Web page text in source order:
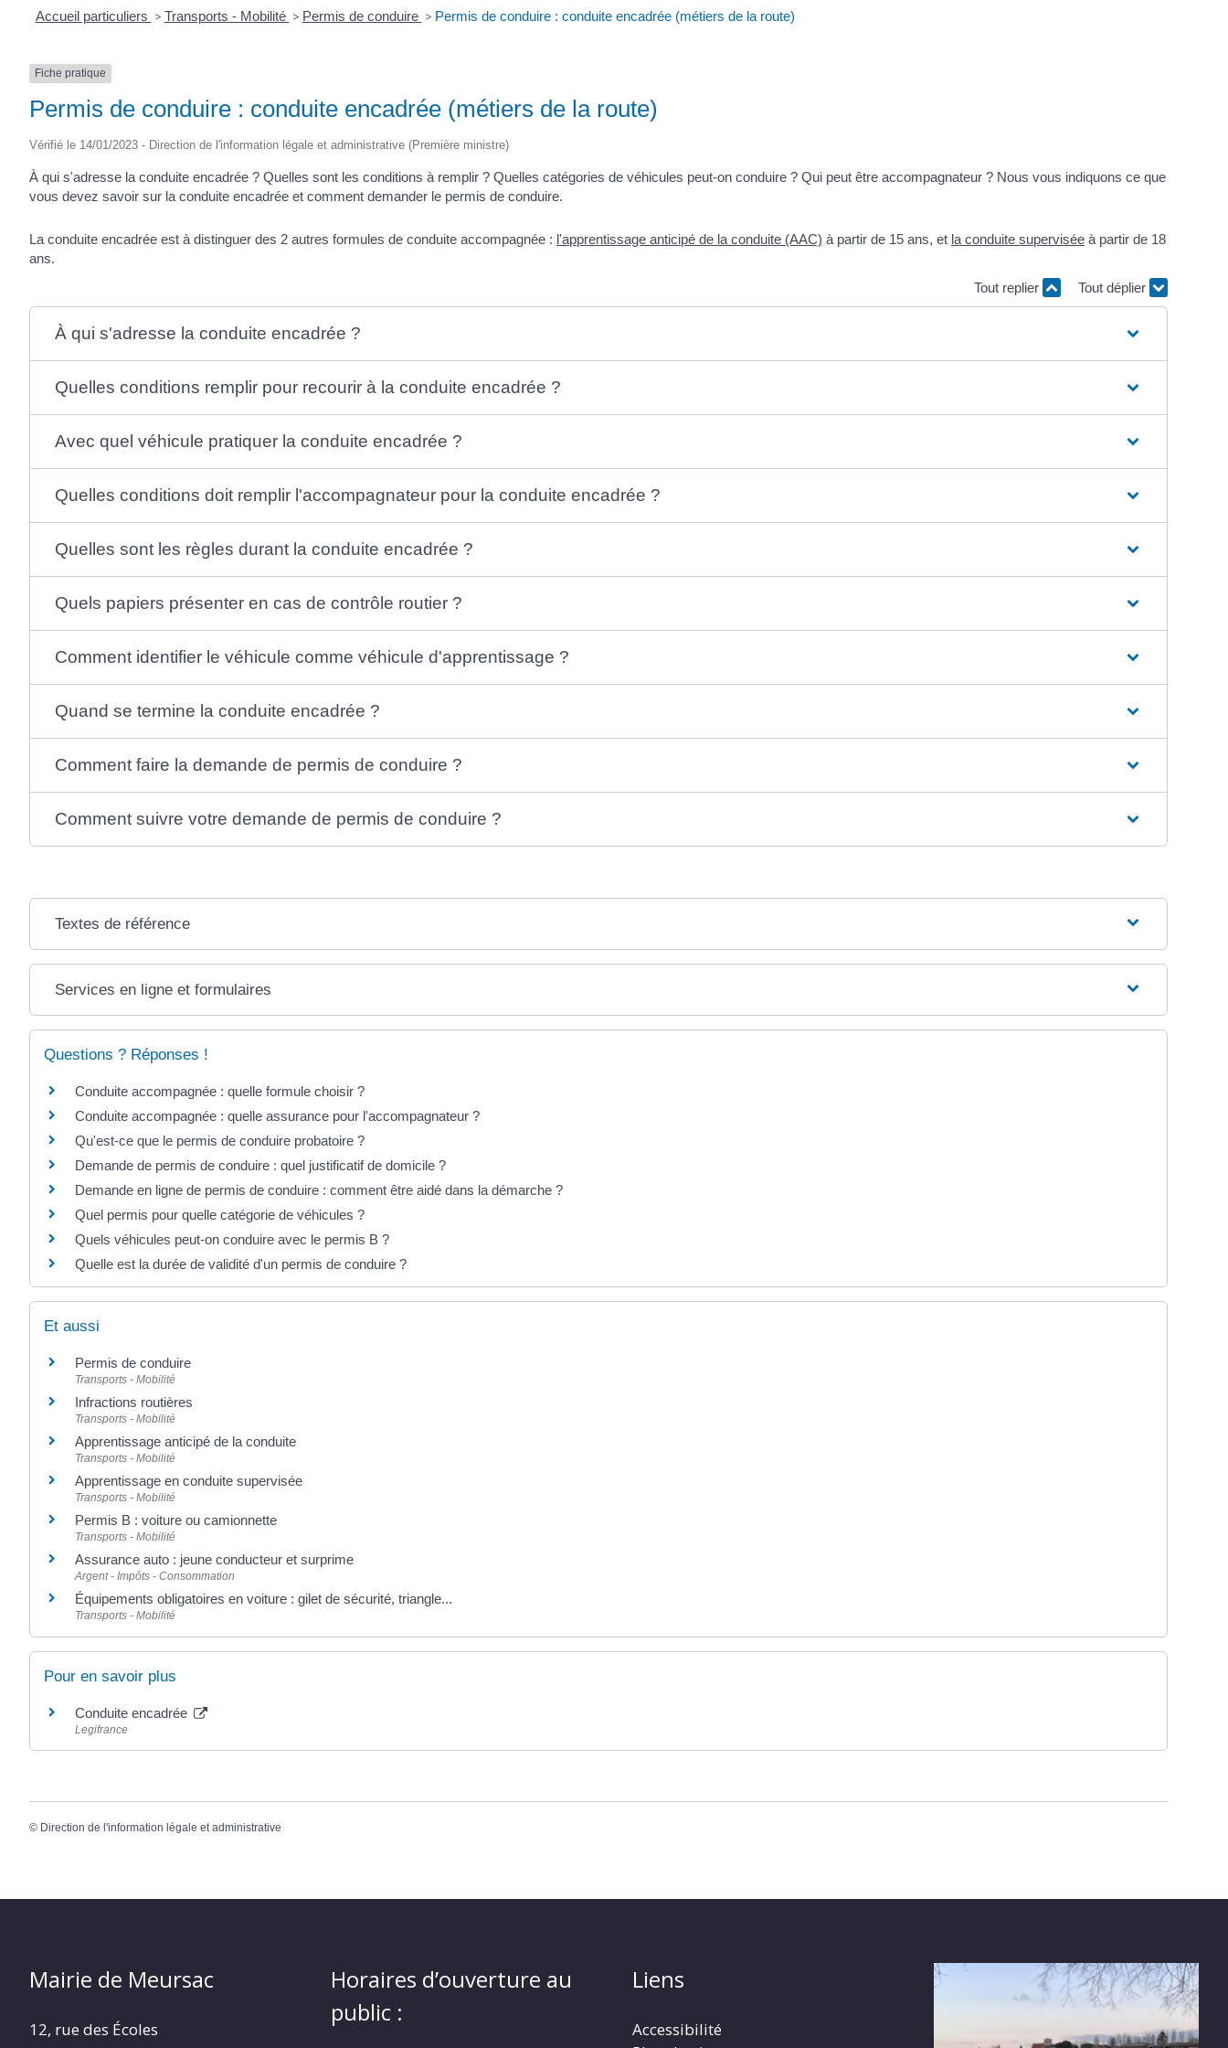
Accueil particuliers > Transports - Mobilité > Permis de conduire > Permis de conduire : conduite encadrée (métiers de la route)
Fiche pratique
Permis de conduire : conduite encadrée (métiers de la route)
Vérifié le 14/01/2023 - Direction de l'information légale et administrative (Première ministre)
À qui s'adresse la conduite encadrée ? Quelles sont les conditions à remplir ? Quelles catégories de véhicules peut-on conduire ? Qui peut être accompagnateur ? Nous vous indiquons ce que
vous devez savoir sur la conduite encadrée et comment demander le permis de conduire.
La conduite encadrée est à distinguer des 2 autres formules de conduite accompagnée : l'apprentissage anticipé de la conduite (AAC) à partir de 15 ans, et la conduite supervisée à partir de 18
ans.
Tout replier
Tout déplier
À qui s'adresse la conduite encadrée ?
Quelles conditions remplir pour recourir à la conduite encadrée ?
Avec quel véhicule pratiquer la conduite encadrée ?
Quelles conditions doit remplir l'accompagnateur pour la conduite encadrée ?
Quelles sont les règles durant la conduite encadrée ?
Quels papiers présenter en cas de contrôle routier ?
Comment identifier le véhicule comme véhicule d'apprentissage ?
Quand se termine la conduite encadrée ?
Comment faire la demande de permis de conduire ?
Comment suivre votre demande de permis de conduire ?
Textes de référence
Services en ligne et formulaires
Questions ? Réponses !
Conduite accompagnée : quelle formule choisir ?
Conduite accompagnée : quelle assurance pour l'accompagnateur ?
Qu'est-ce que le permis de conduire probatoire ?
Demande de permis de conduire : quel justificatif de domicile ?
Demande en ligne de permis de conduire : comment être aidé dans la démarche ?
Quel permis pour quelle catégorie de véhicules ?
Quels véhicules peut-on conduire avec le permis B ?
Quelle est la durée de validité d'un permis de conduire ?
Et aussi
Permis de conduire
Transports - Mobilité
Infractions routières
Transports - Mobilité
Apprentissage anticipé de la conduite
Transports - Mobilité
Apprentissage en conduite supervisée
Transports - Mobilité
Permis B : voiture ou camionnette
Transports - Mobilité
Assurance auto : jeune conducteur et surprime
Argent - Impôts - Consommation
Équipements obligatoires en voiture : gilet de sécurité, triangle...
Transports - Mobilité
Pour en savoir plus
Conduite encadrée
Legifrance
© Direction de l'information légale et administrative
Mairie de Meursac
12, rue des Écoles
Horaires d’ouverture au
public :
Liens
Accessibilité